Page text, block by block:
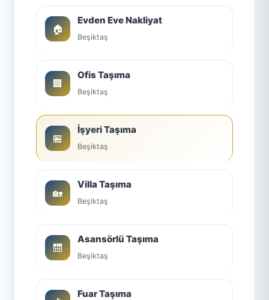
🏠
Evden Eve Nakliyat
Beşiktaş
🏢
Ofis Taşıma
Beşiktaş
🏪
İşyeri Taşıma
Beşiktaş
🏡
Villa Taşıma
Beşiktaş
🛗
Asansörlü Taşıma
Beşiktaş
Fuar Taşıma